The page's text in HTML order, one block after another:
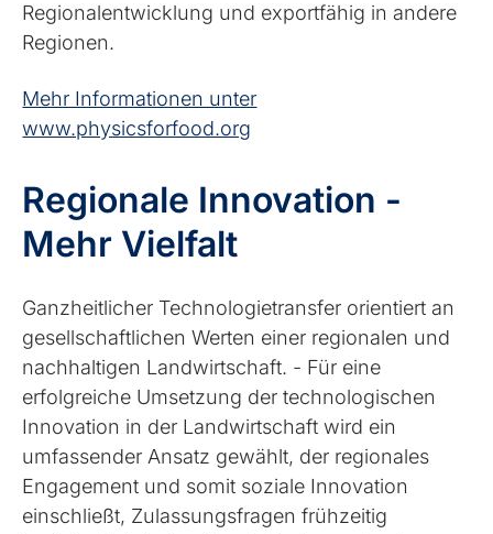
Regionalentwicklung und exportfähig in andere
Regionen.
Mehr Informationen unter
www.physicsforfood.org
Regionale Innovation -
Mehr Vielfalt
Ganzheitlicher Technologietransfer orientiert an
gesellschaftlichen Werten einer regionalen und
nachhaltigen Landwirtschaft. - Für eine
erfolgreiche Umsetzung der technologischen
Innovation in der Landwirtschaft wird ein
umfassender Ansatz gewählt, der regionales
Engagement und somit soziale Innovation
einschließt, Zulassungsfragen frühzeitig